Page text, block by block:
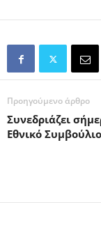
Προηγούμενο άρθρο
Συνεδριάζει
Εθνικό Συμβούλιο